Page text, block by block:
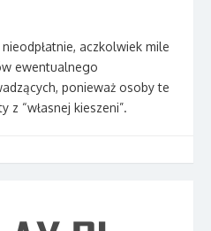
aczkolwiek mile
ewentualnego
ponieważ osoby te
“własnej kieszeni”.